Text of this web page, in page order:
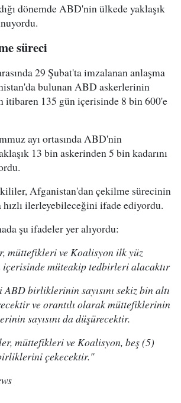
dönemde ABD'nin ülkede yaklaşık
süreci
29 Şubat'ta imzalanan anlaşma
bulunan ABD askerlerinin
itibaren 135 gün içerisinde 8 bin 600'e
ayı ortasında ABD'nin
13 bin askerinden 5 bin kadarını
Afganistan'dan çekilme sürecinin
hızlı ilerleyebileceğini ifade ediyordu.
şu ifadeler yer alıyordu:
müttefikleri ve Koalisyon ilk yüz
içerisinde müteakip tedbirleri alacaktır
birliklerinin sayısını sekiz bin altı
ve orantılı olarak müttefiklerinin
sayısını da düşürecektir.
müttefikleri ve Koalisyon, beş (5)
çekecektir."